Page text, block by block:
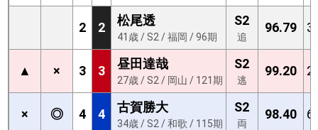
2 2 松尾透
41歳 / S2 / 福岡 / 96期
S2
追
96.79 3
▲ × 3 3 昼田達哉
27歳 / S2 / 岡山 / 121期
S2
逃
99.20 2
× ◎ 4 4 古賀勝大
34歳 / S2 / 和歌 / 115期
S2
両
98.40 6